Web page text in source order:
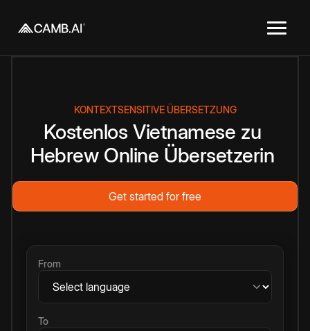
KONTEXTSENSITIVE ÜBERSETZUNG
Kostenlos Vietnamese zu
Hebrew Online Übersetzerin
Get started for free
From
To